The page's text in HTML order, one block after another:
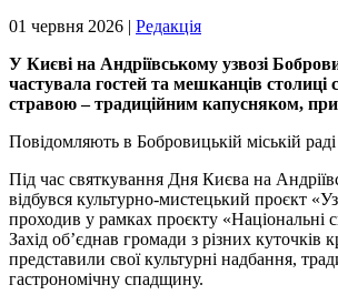
01 червня 2026 | Редакція
У Києві на Андріївському узвозі
частувала гостей та мешканців
стравою – традиційним капусняком,
Повідомляють в Бобровицькій міській раді
Під час святкування Дня Києва на
відбувся культурно-мистецький проєкт
проходив у рамках проєкту «Національні
Захід об’єднав громади з різних куточків
представили свої культурні надбання,
гастрономічну спадщину.